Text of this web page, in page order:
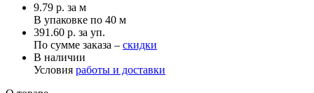
9.79 р. за м
В упаковке по 40 м
391.60 р. за уп.
По сумме заказа – скидки
В наличии
Условия работы и доставки